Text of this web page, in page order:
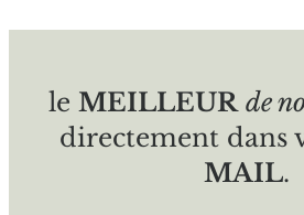
le MEILLEUR de
directement dans
MAIL.